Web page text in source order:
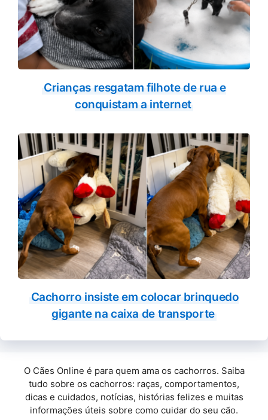
Crianças resgatam filhote de rua e
conquistam a internet
Cachorro insiste em colocar brinquedo
gigante na caixa de transporte
O Cães Online é para quem ama os cachorros. Saiba
tudo sobre os cachorros: raças, comportamentos,
dicas e cuidados, notícias, histórias felizes e muitas
informações úteis sobre como cuidar do seu cão.